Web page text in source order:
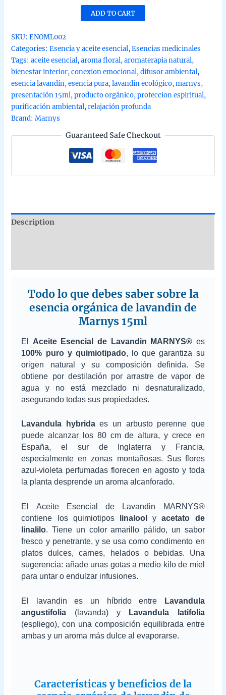
aceite
esencial
orgánico
Lavandín
ecológica
Marnys
15ml
quantity
ADD TO CART
SKU:ENOML002
Categories:Esencia y aceite esencial,Esencias medicinales
Tags:aceite esencial,aroma floral,aromaterapia natural,
bienestar interior,conexion emocional,difusor ambiental,
esencia lavandín,esencia pura,lavandín ecológico,marnys,
presentación 15ml,producto orgánico,proteccion espiritual,
purificación ambiental,relajación profunda
Brand:Marnys
Guaranteed Safe Checkout
Description
Todo lo que debes saber sobre la
esencia orgánica de lavandin de
Marnys 15ml
El Aceite Esencial de Lavandin MARNYS® es
100% puro y quimiotipado, lo que garantiza su
origen natural y su composición definida. Se
obtiene por destilación por arrastre de vapor de
agua y no está mezclado ni desnaturalizado,
asegurando todas sus propiedades.
Lavandula hybridaes un arbusto perenne que
puede alcanzar los 80 cm de altura, y crece en
España, el sur de Inglaterra y Francia,
especialmente en zonas montañosas. Sus flores
azul-violeta perfumadas florecen en agosto y toda
la planta desprende un aroma alcanforado.
El Aceite Esencial de Lavandin MARNYS®
contiene los quimiotipos
linalool yacetato de
linalilo. Tiene un color amarillo pálido, un sabor
fresco y penetrante, y se usa como condimento en
platos dulces, carnes, helados o bebidas. Una
sugerencia: añade unas gotas a medio kilo de miel
para untar o endulzar infusiones.
El lavandin es un híbrido entre
Lavandula
angustifolia (lavanda) y
Lavandula latifolia
(espliego), con una composición equilibrada entre
ambas y un aroma más dulce al evaporarse.
Características y beneficios de la